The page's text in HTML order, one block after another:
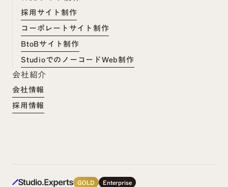
採用サイト制作
コーポレートサイト制作
BtoBサイト制作
StudioでのノーコードWeb制作
会社紹介
会社情報
採用情報
GOLD Enterprise